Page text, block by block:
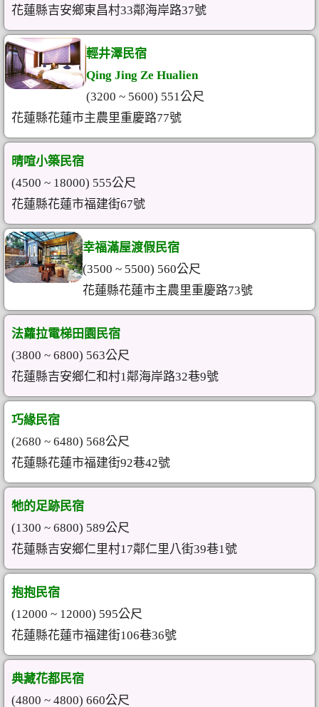
花蓮縣吉安鄉東昌村33鄰海岸路37號
輕井澤民宿
Qing Jing Ze Hualien
(3200 ~ 5600) 551公尺
花蓮縣花蓮市主農里重慶路77號
晴喧小築民宿
(4500 ~ 18000) 555公尺
花蓮縣花蓮市福建街67號
幸福滿屋渡假民宿
(3500 ~ 5500) 560公尺
花蓮縣花蓮市主農里重慶路73號
法蘿拉電梯田園民宿
(3800 ~ 6800) 563公尺
花蓮縣吉安鄉仁和村1鄰海岸路32巷9號
巧緣民宿
(2680 ~ 6480) 568公尺
花蓮縣花蓮市福建街92巷42號
牠的足跡民宿
(1300 ~ 6800) 589公尺
花蓮縣吉安鄉仁里村17鄰仁里八街39巷1號
抱抱民宿
(12000 ~ 12000) 595公尺
花蓮縣花蓮市福建街106巷36號
典藏花都民宿
(4800 ~ 4800) 660公尺